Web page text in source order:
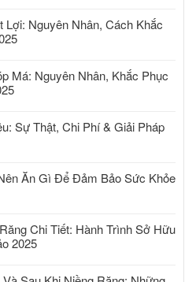
Lợi: Nguyên Nhân, Cách Khắc
Má: Nguyên Nhân, Khắc Phục
Sự Thật, Chi Phí & Giải Pháp
Ăn Gì Để Đảm Bảo Sức Khỏe
Chi Tiết: Hành Trình Sở Hữu
2025